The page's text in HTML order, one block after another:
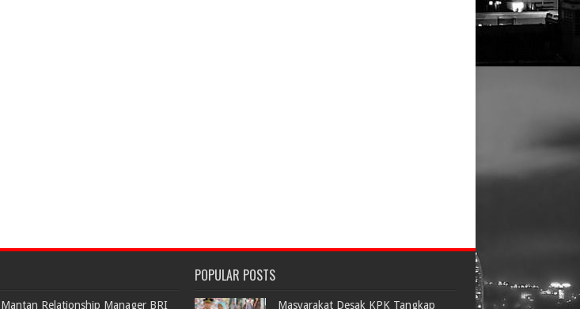
Mantan Relationship Manager BRI
POPULAR POSTS
Masyarakat Desak KPK Tangkap